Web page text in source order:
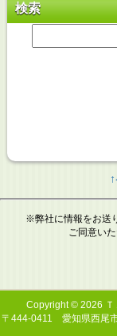
検索
※弊社に情報をお送
ご同意い
Copyright © 2026
〒444-0411 愛知県西尾